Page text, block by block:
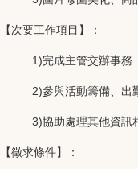
【次要工作項目】：
1)完成主管交辦事
2)參與活動籌備、
3)協助處理其他資訊
【徵求條件】 ：